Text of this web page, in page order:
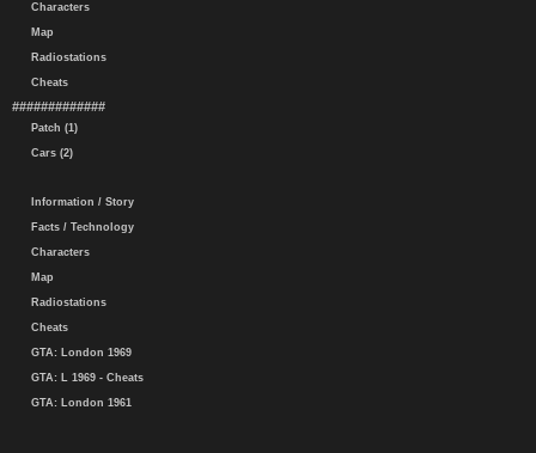
Characters
Map
Radiostations
Cheats
#############
Patch (1)
Cars (2)
Information / Story
Facts / Technology
Characters
Map
Radiostations
Cheats
GTA: London 1969
GTA: L 1969 - Cheats
GTA: London 1961